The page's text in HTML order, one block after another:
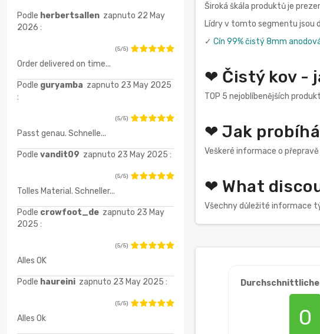
Podle herbertsallen zapnuto 22 May
2026 :
(5/5)
Order delivered on time...
Podle guryamba zapnuto 23 May 2025
:
(5/5)
Passt genau. Schnelle...
Podle vandit09 zapnuto 23 May 2025 :
(5/5)
Tolles Material. Schneller...
Podle crowfoot_de zapnuto 23 May
2025 :
(5/5)
Alles OK
Podle haureini zapnuto 23 May 2025 :
(5/5)
Alles Ok
Široká škála produktů je
Lídry v tomto segmentu jsou
✓ Cín 99% čistý 8mm
❤ Čistý kov -
TOP 5 nejoblíbenějších
❤ Jak
Veškeré informace o
❤ What
Všechny důležité informace
0